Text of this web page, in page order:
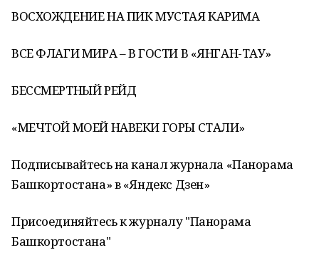
ВОСХОЖДЕНИЕ НА ПИК МУСТАЯ КАРИМА
ВСЕ ФЛАГИ МИРА – В ГОСТИ В «ЯНГАН-ТАУ»
БЕССМЕРТНЫЙ РЕЙД
«МЕЧТОЙ МОЕЙ НАВЕКИ ГОРЫ СТАЛИ»
Подписывайтесь на канал журнала «Панорама
Башкортостана» в «Яндекс Дзен»
Присоединяйтесь к журналу "Панорама
Башкортостана"